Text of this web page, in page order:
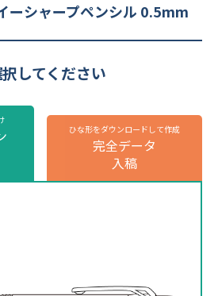
・イーシャープペンシル
れ仕様
パッド印刷
側面
標準カラー24色より1色選択
販売価格（本体代＋印刷代）に含む
ーシャープペンシル 0.5mm
してください
ひな形をダウンロードして作成
完全データ
入稿